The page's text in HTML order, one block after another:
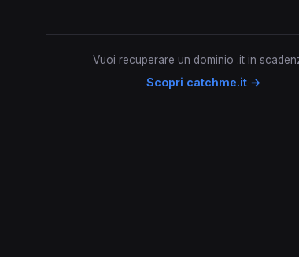
Vuoi recuperare un dominio .it in
Scopri catchme.it →